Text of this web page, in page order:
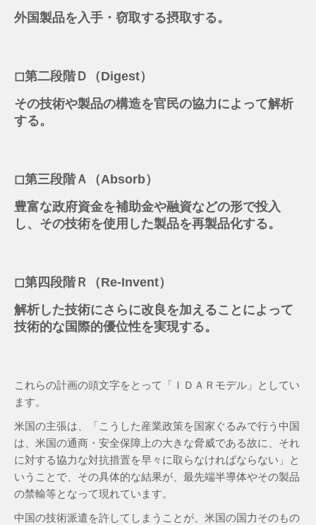
外国製品を入手・窃取する摂取する。
◻︎第二段階Ｄ（Digest）
その技術や製品の構造を官民の協力によって解析
する。
◻︎第三段階Ａ（Absorb）
豊富な政府資金を補助金や融資などの形で投入
し、その技術を使用した製品を再製品化する。
◻︎第四段階Ｒ（Re-Invent）
解析した技術にさらに改良を加えることによって
技術的な国際的優位性を実現する。
これらの計画の頭文字をとって「ＩＤＡＲモデル」としてい
ます。
米国の主張は、「こうした産業政策を国家ぐるみで行う中国
は、米国の通商・安全保障上の大きな脅威である故に、それ
に対する協力な対抗措置を早々に取らなければならない」と
いうことで、その具体的な結果が、最先端半導体やその製品
の禁輸等となって現れています。
中国の技術派遣を許してしまうことが、米国の国力そのもの